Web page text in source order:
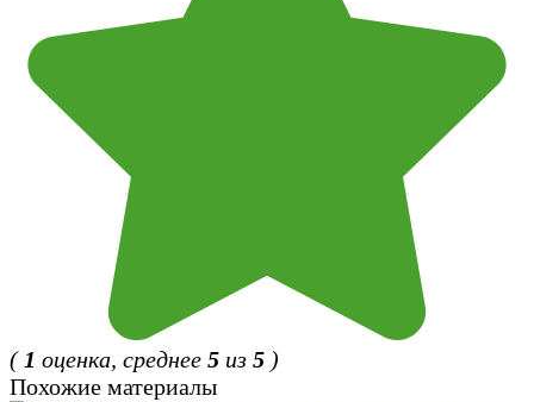
(1 оценка, среднее 5 из 5 )
Похожие материалы